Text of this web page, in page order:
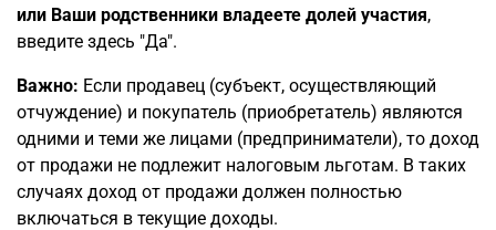
или Ваши родственники владеете долей участия,
введите здесь "Да".
Важно: Если продавец (субъект, осуществляющий
отчуждение) и покупатель (приобретатель) являются
одними и теми же лицами (предприниматели), то доход
от продажи не подлежит налоговым льготам. В таких
случаях доход от продажи должен полностью
включаться в текущие доходы.